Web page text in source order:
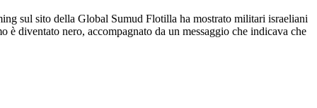
sul sito della Global Sumud Flotilla ha mostrato militari israeliani
diventato nero, accompagnato da un messaggio che indicava che